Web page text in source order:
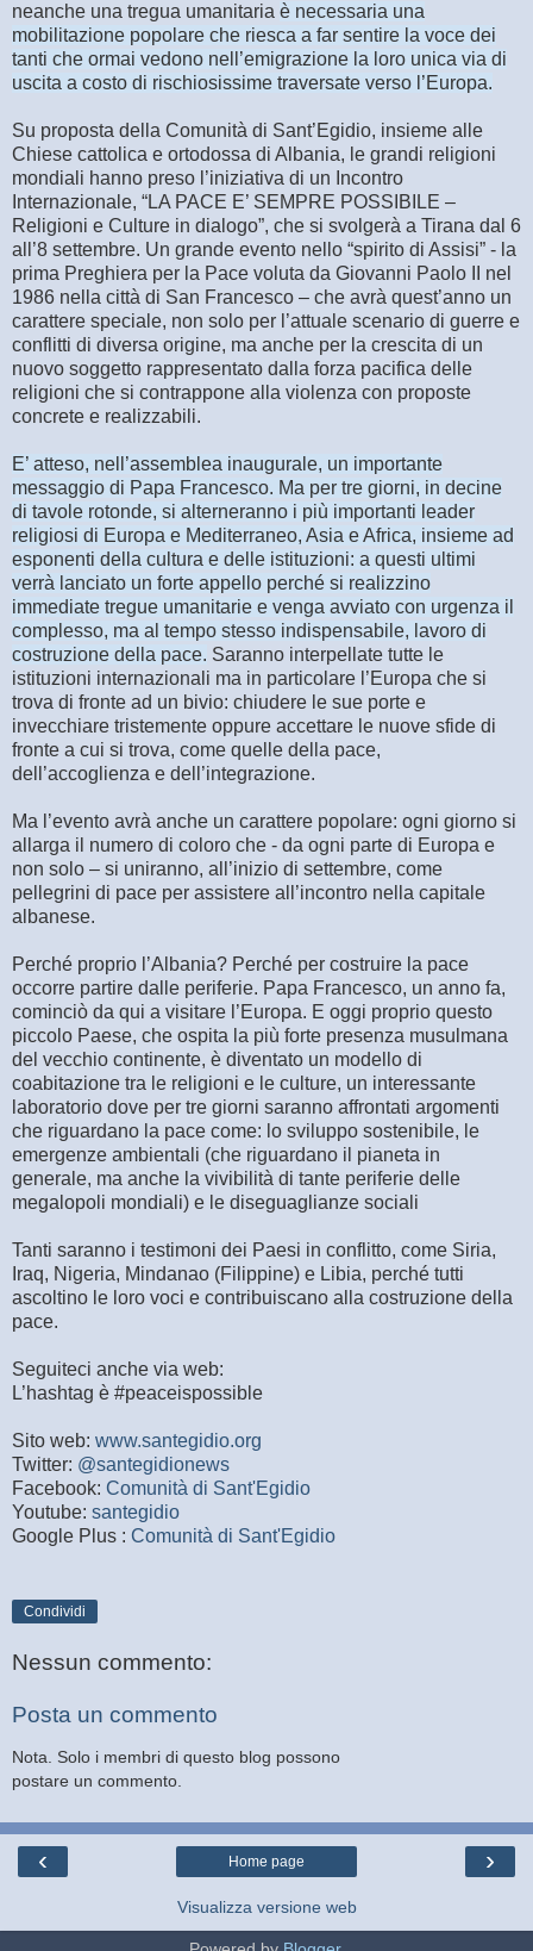
neanche una tregua umanitaria è necessaria una
mobilitazione popolare che riesca a far sentire la voce dei
tanti che ormai vedono nell’emigrazione la loro unica via di
uscita a costo di rischiosissime traversate verso l’Europa.
Su proposta della Comunità di Sant’Egidio, insieme alle
Chiese cattolica e ortodossa di Albania, le grandi religioni
mondiali hanno preso l’iniziativa di un Incontro
Internazionale, “LA PACE E’ SEMPRE POSSIBILE –
Religioni e Culture in dialogo”, che si svolgerà a Tirana dal 6
all’8 settembre. Un grande evento nello “spirito di Assisi” - la
prima Preghiera per la Pace voluta da Giovanni Paolo II nel
1986 nella città di San Francesco – che avrà quest’anno un
carattere speciale, non solo per l’attuale scenario di guerre e
conflitti di diversa origine, ma anche per la crescita di un
nuovo soggetto rappresentato dalla forza pacifica delle
religioni che si contrappone alla violenza con proposte
concrete e realizzabili.
E’ atteso, nell’assemblea inaugurale, un importante
messaggio di Papa Francesco. Ma per tre giorni, in decine
di tavole rotonde, si alterneranno i più importanti leader
religiosi di Europa e Mediterraneo, Asia e Africa, insieme ad
esponenti della cultura e delle istituzioni: a questi ultimi
verrà lanciato un forte appello perché si realizzino
immediate tregue umanitarie e venga avviato con urgenza il
complesso, ma al tempo stesso indispensabile, lavoro di
costruzione della pace. Saranno interpellate tutte le
istituzioni internazionali ma in particolare l’Europa che si
trova di fronte ad un bivio: chiudere le sue porte e
invecchiare tristemente oppure accettare le nuove sfide di
fronte a cui si trova, come quelle della pace,
dell’accoglienza e dell’integrazione.
Ma l’evento avrà anche un carattere popolare: ogni giorno si
allarga il numero di coloro che - da ogni parte di Europa e
non solo – si uniranno, all’inizio di settembre, come
pellegrini di pace per assistere all’incontro nella capitale
albanese.
Perché proprio l’Albania? Perché per costruire la pace
occorre partire dalle periferie. Papa Francesco, un anno fa,
cominciò da qui a visitare l’Europa. E oggi proprio questo
piccolo Paese, che ospita la più forte presenza musulmana
del vecchio continente, è diventato un modello di
coabitazione tra le religioni e le culture, un interessante
laboratorio dove per tre giorni saranno affrontati argomenti
che riguardano la pace come: lo sviluppo sostenibile, le
emergenze ambientali (che riguardano il pianeta in
generale, ma anche la vivibilità di tante periferie delle
megalopoli mondiali) e le diseguaglianze sociali
Tanti saranno i testimoni dei Paesi in conflitto, come Siria,
Iraq, Nigeria, Mindanao (Filippine) e Libia, perché tutti
ascoltino le loro voci e contribuiscano alla costruzione della
pace.
Seguiteci anche via web:
L’hashtag è #peaceispossible
Sito web: www.santegidio.org
Twitter: @santegidionews
Facebook: Comunità di Sant'Egidio
Youtube: santegidio
Google Plus : Comunità di Sant'Egidio
Condividi
Nessun commento:
Posta un commento
Nota. Solo i membri di questo blog possono
postare un commento.
‹ ›
Home page
Visualizza versione web